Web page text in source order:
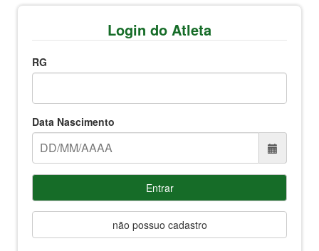
Login do Atleta
RG
Data Nascimento
Entrar
não possuo cadastro